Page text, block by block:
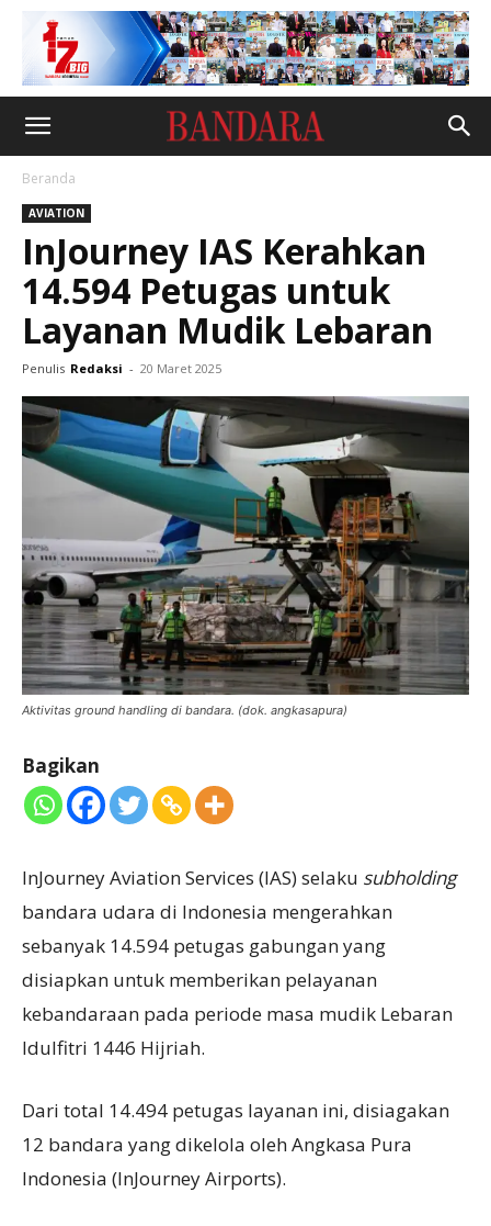
Beranda
AVIATION
InJourney IAS Kerahkan
14.594 Petugas untuk
Layanan Mudik Lebaran
Penulis Redaksi - 20 Maret 2025
Aktivitas ground handling di bandara. (dok. angkasapura)
Bagikan
InJourney Aviation Services (IAS) selaku subholding
bandara udara di Indonesia mengerahkan
sebanyak 14.594 petugas gabungan yang
disiapkan untuk memberikan pelayanan
kebandaraan pada periode masa mudik Lebaran
Idulfitri 1446 Hijriah.
Dari total 14.494 petugas layanan ini, disiagakan
12 bandara yang dikelola oleh Angkasa Pura
Indonesia (InJourney Airports).